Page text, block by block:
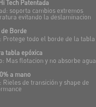
Tech Patentada
soporta cambios extremos
evitando la deslaminacion
Borde
Protege todo el borde de la tabla
tabla epóxica
Mas flotacion y no absorbe agua
a mano
Rieles de transición y shape de